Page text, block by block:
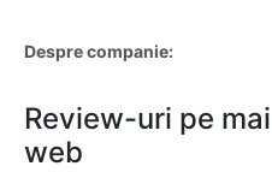
Despre companie:
Review-uri pe
web